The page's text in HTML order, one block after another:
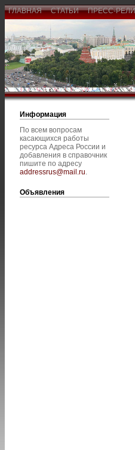
ГЛАВНАЯ СТАТЬИ ПРЕСС-
Информация
По всем вопросам
касающихся работы
ресурса Адреса России и
добавления в справочник
пишите по адресу
addressrus@mail.ru.
Объявления